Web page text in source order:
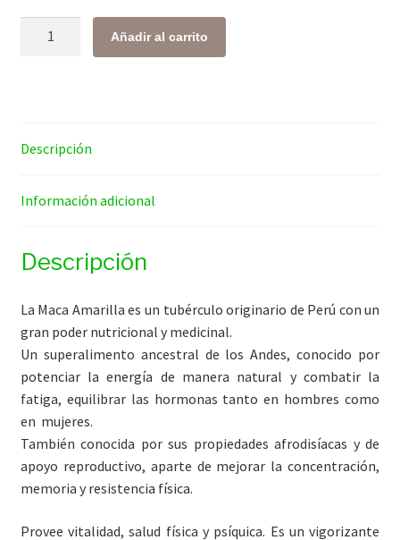
$ 676.00
Añadir al carrito
Descripción
Información adicional
Descripción
La Maca Amarilla es un tubérculo originario de Perú con un
gran poder nutricional y medicinal.
Un superalimento ancestral de los Andes, conocido por
potenciar la energía de manera natural y combatir la
fatiga, equilibrar las hormonas tanto en hombres como
en mujeres.
También conocida por sus propiedades afrodisíacas y de
apoyo reproductivo, aparte de mejorar la concentración,
memoria y resistencia física.
Provee vitalidad, salud física y psíquica. Es un vigorizante